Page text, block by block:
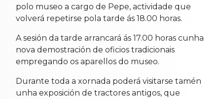
polo museo a cargo de Pepe, actividade que
volverá repetirse pola tarde ás 18.00 horas.
A sesión da tarde arrancará ás 17.00 horas cunha
nova demostración de oficios tradicionais
empregando os aparellos do museo.
Durante toda a xornada poderá visitarse tamén
unha exposición de tractores antigos, que